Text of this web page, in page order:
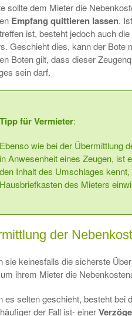
sollte dem Mieter die
Empfang quittieren lassen.
ist, besteht jedoch auch
Geschieht dies, kann der Bote
Boten gilt, dass dieser
sein darf.
Tipp für Vermieter:
Ebenso wie bei der Übermittlung
in Anwesenheit eines Zeugen, ist
den Inhalt des Umschlages
Hausbriefkasten des Mieters
der
sie keinesfalls die sicherste
ihrem Mieter die
es selten geschieht, besteht bei
der Fall ist- einer